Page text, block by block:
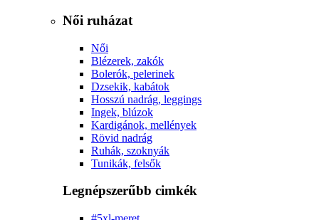
Női ruházat
Női
Blézerek, zakók
Bolerók, pelerinek
Dzsekik, kabátok
Hosszú nadrág, leggings
Ingek, blúzok
Kardigánok, mellények
Rövid nadrág
Ruhák, szoknyák
Tunikák, felsők
Legnépszerűbb cimkék